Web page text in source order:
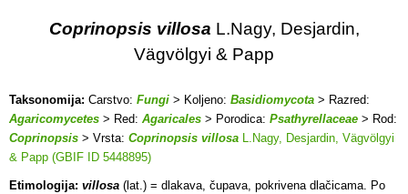
Coprinopsis villosa L.Nagy, Desjardin,
Vägvölgyi & Papp
Taksonomija: Carstvo: Fungi > Koljeno: Basidiomycota > Razred:
Agaricomycetes > Red: Agaricales > Porodica: Psathyrellaceae > Rod:
Coprinopsis > Vrsta: Coprinopsis villosa L.Nagy, Desjardin, Vägvölgyi
& Papp (GBIF ID 5448895)
Etimologija: villosa (lat.) = dlakava, čupava, pokrivena dlačicama. Po